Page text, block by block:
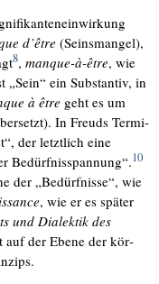
d’être (Seins­man­gel),
8, man­que-à-être, wie
„Sein“ ein Sub­stan­tiv, in
à être geht es um
In Freuds Ter­mi­
der letzt­lich eine
Bedürf­nis­span­nung“.10
der „Bedürf­nis­se“, wie
, wie er es spä­ter
und Dia­lek­tik des
auf der Ebe­ne der kör­